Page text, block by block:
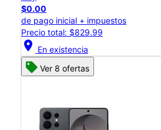
$0.00
de pago inicial + impuestos
Precio total: $829.99
location_on En existencia
Ver 8 ofertas